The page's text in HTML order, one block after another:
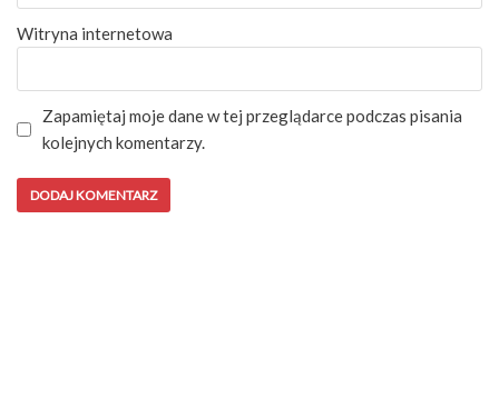
Witryna internetowa
Zapamiętaj moje dane w tej przeglądarce podczas pisania
kolejnych komentarzy.